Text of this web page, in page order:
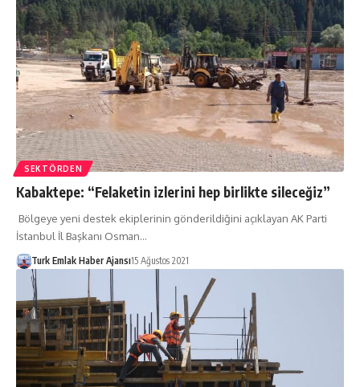
SEKTÖRDEN
Kabaktepe: “Felaketin izlerini hep birlikte sileceğiz”
Bölgeye yeni destek ekiplerinin gönderildiğini açıklayan AK Parti
İstanbul İl Başkanı Osman…
Turk Emlak Haber Ajansı15 Ağustos 2021